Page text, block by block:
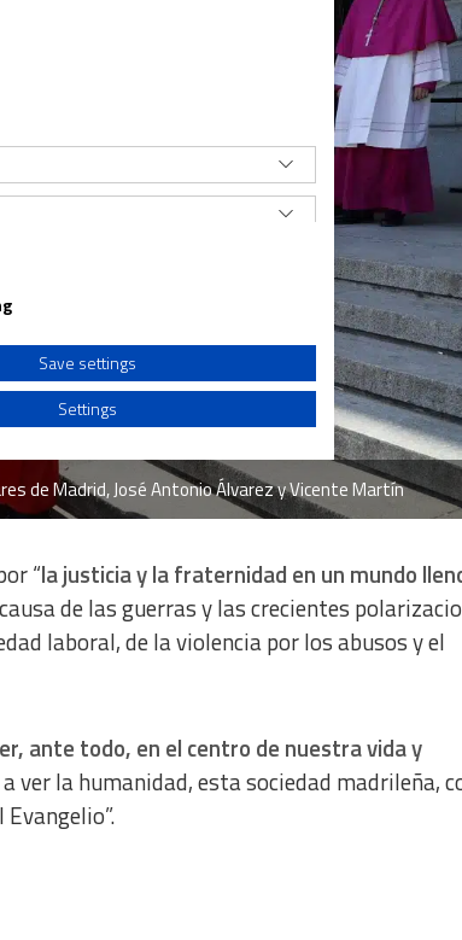
de Madrid, José Antonio Álvarez y Vicente Martín
“la justicia y la fraternidad en un mundo
de las guerras y las crecientes
laboral, de la violencia por los abusos y el
ante todo, en el centro de nuestra vida y
ver la humanidad, esta sociedad madrileña,
sources
Save settings
Settings